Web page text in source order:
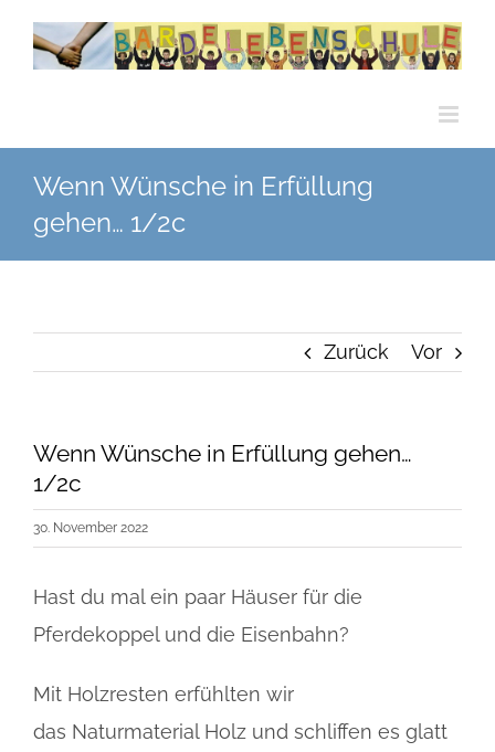
Zum
Inhalt
Wenn Wünsche in Erfüllung
gehen… 1/2c
Zurück Vor
Wenn Wünsche in Erfüllung gehen…
1/2c
30. November 2022
Hast du mal ein paar Häuser für die
Pferdekoppel und die Eisenbahn?
Mit Holzresten erfühlten wir
das Naturmaterial Holz und schliffen es glatt